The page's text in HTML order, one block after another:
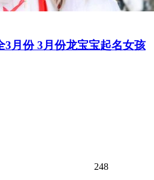
3月份 3月份龙宝宝起名女孩
248